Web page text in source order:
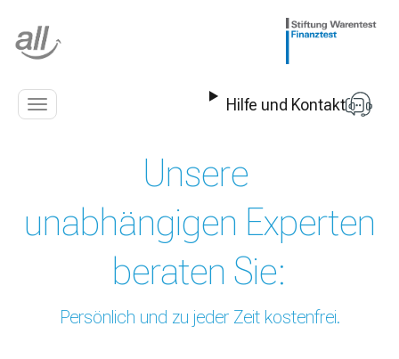
Navigation
Hilfe und Kontakt
Unsere
unabhängigen Experten
beraten Sie:
Persönlich und zu jeder Zeit kostenfrei.